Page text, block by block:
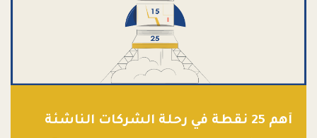
أهم 25 نقطة في رحلة الشركات الناشئة